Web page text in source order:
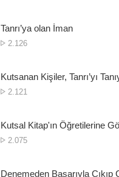
Tanrı’ya olan İman
Gösterim
2.126
Kutsanan Kişiler, Tanrı’yı
Gösterim
2.121
Kutsal Kitap'ın Öğretilerine
Gösterim
2.075
Denemeden Başarıyla Çıkıp